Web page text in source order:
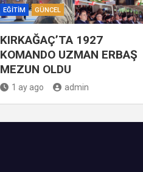
EĞITIM GÜNCEL
KIRKAĞAÇ’TA 1927
KOMANDO UZMAN ERBAŞ
MEZUN OLDU
1 ay ago admin